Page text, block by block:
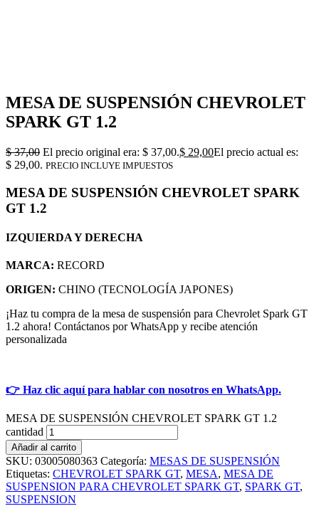
MESA DE SUSPENSIÓN CHEVROLET
SPARK GT 1.2
$37,00 El precio original era: $ 37,00.$ 29,00El precio actual es:
$ 29,00. PRECIO INCLUYE IMPUESTOS
MESA DE SUSPENSIÓN CHEVROLET SPARK
GT 1.2
IZQUIERDA Y DERECHA
MARCA: RECORD
ORIGEN: CHINO (TECNOLOGÍA JAPONES)
¡Haz tu compra de la mesa de suspensión para Chevrolet Spark GT
1.2 ahora! Contáctanos por WhatsApp y recibe atención
personalizada
👉 Haz clic aquí para hablar con nosotros en WhatsApp.
MESA DE SUSPENSIÓN CHEVROLET SPARK GT 1.2
cantidad
Añadir al carrito
SKU: 03005080363 Categoría: MESAS DE SUSPENSIÓN
Etiquetas: CHEVROLET SPARK GT, MESA, MESA DE
SUSPENSION PARA CHEVROLET SPARK GT, SPARK GT,
SUSPENSION